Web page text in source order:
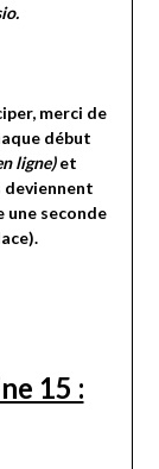
merci de
début
ligne)et
deviennent
une seconde
15 :